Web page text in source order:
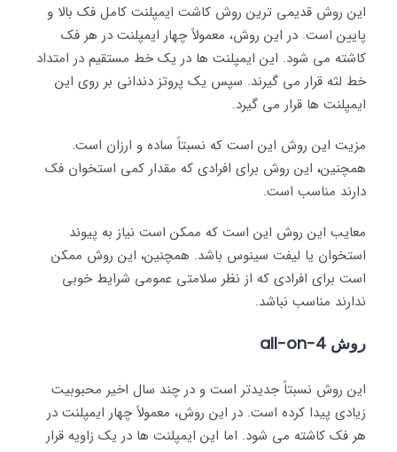
این روش قدیمی ترین روش کاشت ایمپلنت کامل فک بالا و
پایین است. در این روش، معمولاً چهار ایمپلنت در هر فک
کاشته می شود. این ایمپلنت ها در یک خط مستقیم در امتداد
خط لثه قرار می گیرند. سپس یک پروتز دندانی بر روی این
ایمپلنت ها قرار می گیرد.
مزیت این روش این است که نسبتاً ساده و ارزان است.
همچنین، این روش برای افرادی که مقدار کمی استخوان فک
دارند مناسب است.
معایب این روش این است که ممکن است نیاز به پیوند
استخوان یا لیفت سینوس باشد. همچنین، این روش ممکن
است برای افرادی که از نظر سلامتی عمومی شرایط خوبی
ندارند مناسب نباشد.
روش all-on-4
این روش نسبتاً جدیدتر است و در چند سال اخیر محبوبیت
زیادی پیدا کرده است. در این روش، معمولاً چهار ایمپلنت در
هر فک کاشته می شود. اما این ایمپلنت ها در یک زاویه قرار